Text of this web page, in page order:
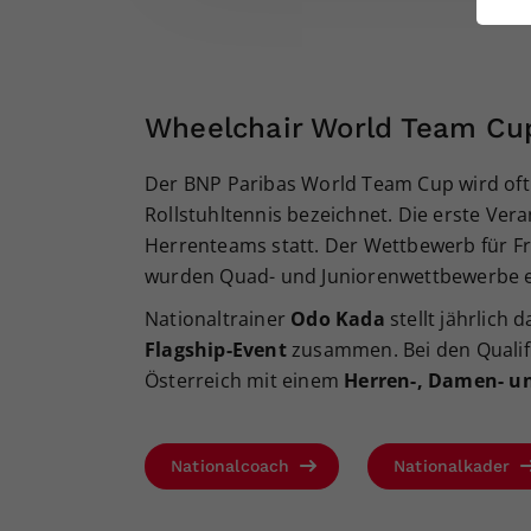
Wheelchair World Team
Der BNP Paribas World Team Cup wird
Rollstuhltennis bezeichnet. Die erste
Herrenteams statt. Der Wettbewerb für
wurden Quad- und Juniorenwettbewerbe
Nationaltrainer Odo Kada stellt jährlich
Flagship-Eventzusammen. Bei den
Österreich mit einem Herren-, Damen-
Nationalcoach Nationalkader